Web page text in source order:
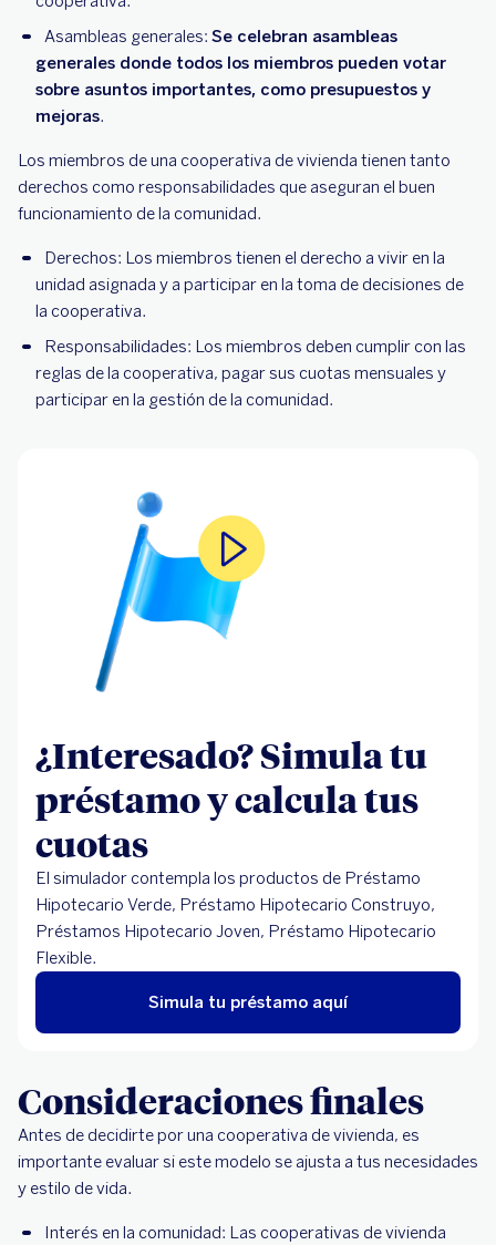
Asambleas generales: Se celebran asambleas
generales donde todos los miembros pueden votar
sobre asuntos importantes, como presupuestos y
mejoras.
Los miembros de una cooperativa de vivienda tienen tanto
derechos como responsabilidades que aseguran el buen
funcionamiento de la comunidad.
Derechos: Los miembros tienen el derecho a vivir en la
unidad asignada y a participar en la toma de decisiones de
la cooperativa.
Responsabilidades: Los miembros deben cumplir con las
reglas de la cooperativa, pagar sus cuotas mensuales y
participar en la gestión de la comunidad.
¿Interesado? Simula tu
préstamo y calcula tus
cuotas
El simulador contempla los productos de Préstamo
Hipotecario Verde, Préstamo Hipotecario Construyo,
Préstamos Hipotecario Joven, Préstamo Hipotecario
Flexible.
Simula tu préstamo aquí
Consideraciones finales
Antes de decidirte por una cooperativa de vivienda, es
importante evaluar si este modelo se ajusta a tus necesidades
y estilo de vida.
Interés en la comunidad: Las cooperativas de vivienda